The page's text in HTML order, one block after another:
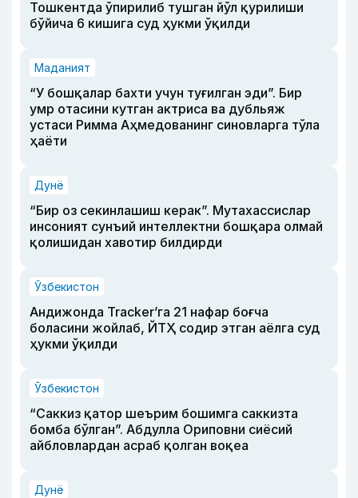
Тошкентда ўпирилиб тушган йўл қурилиши
бўйича 6 кишига суд ҳукми ўқилди
Маданият
“У бошқалар бахти учун туғилган эди”. Бир
умр отасини кутган актриса ва дубльяж
устаси Римма Аҳмедованинг синовларга тўла
ҳаёти
Дунё
“Бир оз секинлашиш керак”. Мутахассислар
инсоният сунъий интеллектни бошқара олмай
қолишидан хавотир билдирди
Ўзбекистон
Андижонда Tracker’га 21 нафар боғча
боласини жойлаб, ЙТҲ содир этган аёлга суд
ҳукми ўқилди
Ўзбекистон
“Саккиз қатор шеърим бошимга саккизта
бомба бўлган”. Абдулла Ориповни сиёсий
айбловлардан асраб қолган воқеа
Дунё